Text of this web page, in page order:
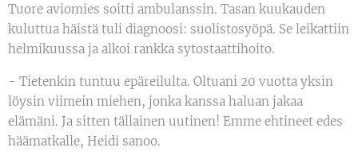
Tuore aviomies soitti ambulanssin. Tasan kuukauden
kuluttua häistä tuli diagnoosi: suolistosyöpä. Se leikattiin
helmikuussa ja alkoi rankka sytostaattihoito.
- Tietenkin tuntuu epäreilulta. Oltuani 20 vuotta yksin
löysin viimein miehen, jonka kanssa haluan jakaa
elämäni. Ja sitten tällainen uutinen! Emme ehtineet edes
häämatkalle, Heidi sanoo.